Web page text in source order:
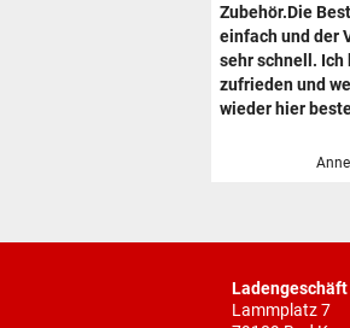
Zubehör.Die
einfach und der
sehr schnell. Ich
zufrieden und
wieder hier
Ladengeschäft
Lammplatz 7